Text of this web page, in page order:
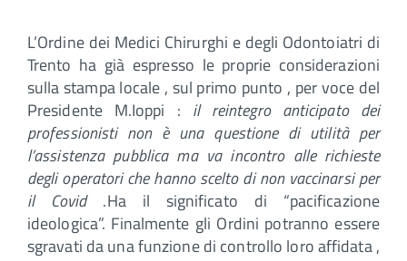
L’Ordine dei Medici Chirurghi e degli Odontoiatri di
Trento ha già espresso le proprie considerazioni
sulla stampa locale , sul primo punto , per voce del
Presidente M.Ioppi : il reintegro anticipato dei
professionisti non è una questione di utilità per
l’assistenza pubblica ma va incontro alle richieste
degli operatori che hanno scelto di non vaccinarsi per
il Covid.Ha il significato di “pacificazione
ideologica”. Finalmente gli Ordini potranno essere
sgravati da una funzione di controllo loro affidata ,